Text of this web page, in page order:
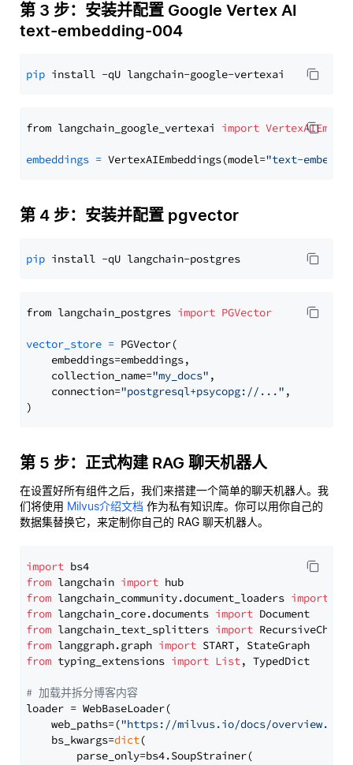
第 3 步：安装并配置 Google Vertex AI
text-embedding-004
pip
from langchain_google_vertexai import
embeddings = VertexAIEmbeddings(model="text-
第 4 步：安装并配置 pgvector
pip
from langchain_postgres import PGVector
vector_store = PGVector(
    embeddings=embeddings,
    collection_name=
"my_docs" ,
    connection=
"postgresql+psycopg://..." ,
第 5 步：正式构建 RAG 聊天机器人
在设置好所有组件之后，我们来搭建一个简单的聊天机器人。我
们将使用 Milvus介绍文档 作为私有知识库。你可以用你自己的
数据集替换它，来定制你自己的 RAG 聊天机器人。
import
from langchain import
from langchain_community.document_loaders import
from langchain_core.documents import
from langchain_text_splitters import
from langgraph.graph import
from typing_extensions import List, TypedDict
# 加载并拆分博客内容
loader = WebBaseLoader(
    web_paths=(
"https://milvus.io/docs/overview.md"
    bs_kwargs=
dict(
        parse_only=bs4.SoupStrainer(